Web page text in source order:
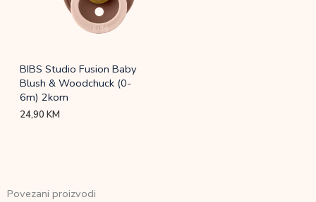
BIBS Studio Fusion Baby
Blush & Woodchuck (0-
6m) 2kom
24,90KM
Povezani proizvodi